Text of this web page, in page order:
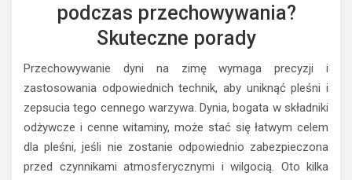
podczas przechowywania?
Skuteczne porady
Przechowywanie dyni na zimę wymaga precyzji i
zastosowania odpowiednich technik, aby uniknąć pleśni i
zepsucia tego cennego warzywa. Dynia, bogata w składniki
odżywcze i cenne witaminy, może stać się łatwym celem
dla pleśni, jeśli nie zostanie odpowiednio zabezpieczona
przed czynnikami atmosferycznymi i wilgocią. Oto kilka